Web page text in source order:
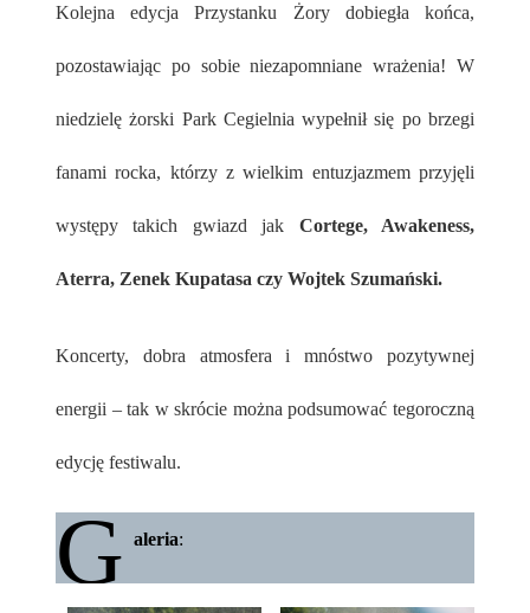
Kolejna edycja Przystanku Żory dobiegła końca,
pozostawiając po sobie niezapomniane wrażenia! W
niedzielę żorski Park Cegielnia wypełnił się po brzegi
fanami rocka, którzy z wielkim entuzjazmem przyjęli
występy takich gwiazd jak Cortege, Awakeness,
Aterra, Zenek Kupatasa czy Wojtek Szumański.
Koncerty, dobra atmosfera i mnóstwo pozytywnej
energii – tak w skrócie można podsumować tegoroczną
edycję festiwalu.
G aleria: